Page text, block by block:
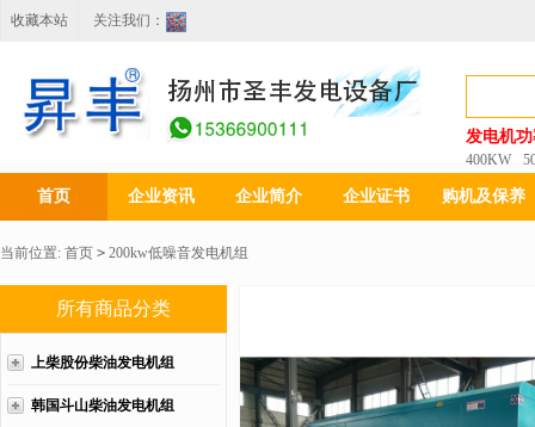
收藏本站 关注我们：
发电机
400KW
首页 企业资讯 企业简介 企业证书 购机及保养
当前位置: 首页 > 200kw低噪音发电机组
所有商品分类
上柴股份柴油发电机组
韩国斗山柴油发电机组